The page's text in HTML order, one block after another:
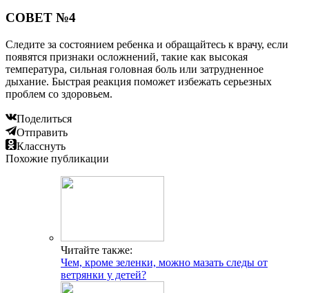
СОВЕТ №4
Следите за состоянием ребенка и обращайтесь к врачу, если
появятся признаки осложнений, такие как высокая
температура, сильная головная боль или затрудненное
дыхание. Быстрая реакция поможет избежать серьезных
проблем со здоровьем.
Поделиться
Отправить
Класснуть
Похожие публикации
Читайте также:
Чем, кроме зеленки, можно мазать следы от
ветрянки у детей?